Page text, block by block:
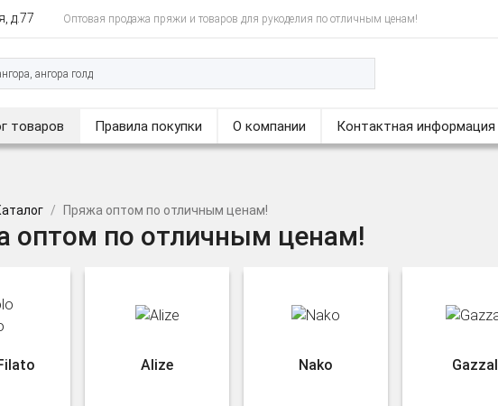
д.77 Оптовая продажа пряжи и товаров для рукоделия по отличным ценам!
товаров Правила покупки О компании Контактная информация
Пряжа оптом по отличным ценам!
оптом по отличным ценам!
Alize Nako Gazzal